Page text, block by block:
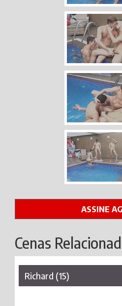
ASSINE
Cenas
Richard (15)